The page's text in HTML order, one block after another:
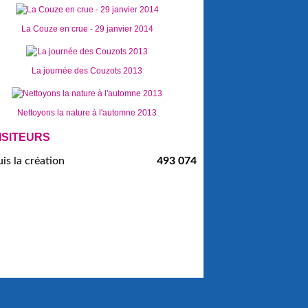
La Couze en crue - 29 janvier 2014
La journée des Couzots 2013
Nettoyons la nature à l'automne 2013
la création 493 074